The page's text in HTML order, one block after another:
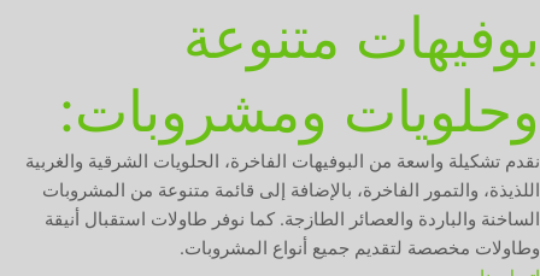
بوفيهات متنوعة
وحلويات ومشروبات:
نقدم تشكيلة واسعة من البوفيهات الفاخرة، الحلويات الشرقية والغربية
اللذيذة، والتمور الفاخرة، بالإضافة إلى قائمة متنوعة من المشروبات
الساخنة والباردة والعصائر الطازجة. كما نوفر طاولات استقبال أنيقة
وطاولات مخصصة لتقديم جميع أنواع المشروبات.